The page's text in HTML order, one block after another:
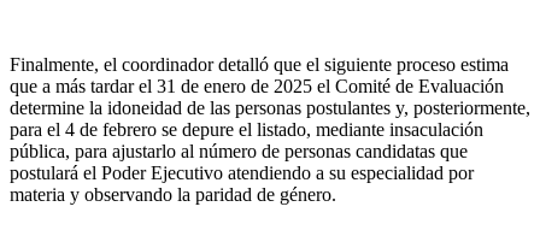
Finalmente, el coordinador detalló que el siguiente proceso estima
que a más tardar el 31 de enero de 2025 el Comité de Evaluación
determine la idoneidad de las personas postulantes y, posteriormente,
para el 4 de febrero se depure el listado, mediante insaculación
pública, para ajustarlo al número de personas candidatas que
postulará el Poder Ejecutivo atendiendo a su especialidad por
materia y observando la paridad de género.